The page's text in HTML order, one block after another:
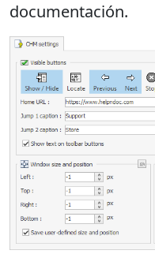
documentación.